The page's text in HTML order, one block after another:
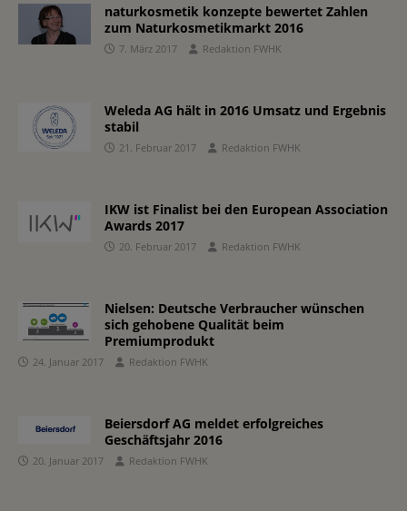
naturkosmetik konzepte bewertet Zahlen
zum Naturkosmetikmarkt 2016
7. März 2017 Redaktion FWHK
Weleda AG hält in 2016 Umsatz und Ergebnis
stabil
21. Februar 2017 Redaktion FWHK
IKW ist Finalist bei den European Association
Awards 2017
20. Februar 2017 Redaktion FWHK
Nielsen: Deutsche Verbraucher wünschen
sich gehobene Qualität beim
Premiumprodukt
24. Januar 2017 Redaktion FWHK
Beiersdorf AG meldet erfolgreiches
Geschäftsjahr 2016
20. Januar 2017 Redaktion FWHK